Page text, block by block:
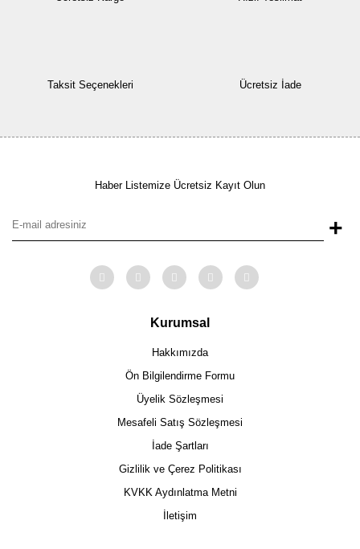
Taksit Seçenekleri Ücretsiz İade
Haber Listemize Ücretsiz Kayıt Olun
+
Kurumsal
Hakkımızda
Ön Bilgilendirme Formu
Üyelik Sözleşmesi
Mesafeli Satış Sözleşmesi
İade Şartları
Gizlilik ve Çerez Politikası
KVKK Aydınlatma Metni
İletişim